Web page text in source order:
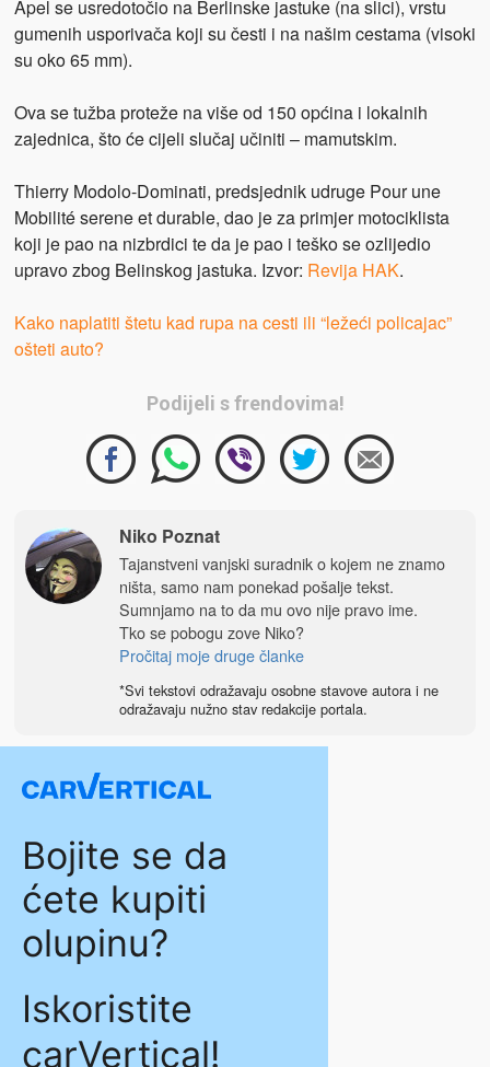
Apel se usredotočio na Berlinske jastuke (na slici), vrstu
gumenih usporivača koji su česti i na našim cestama (visoki
su oko 65 mm).
Ova se tužba proteže na više od 150 općina i lokalnih
zajednica, što će cijeli slučaj učiniti – mamutskim.
Thierry Modolo-Dominati, predsjednik udruge Pour une
Mobilité serene et durable, dao je za primjer motociklista
koji je pao na nizbrdici te da je pao i teško se ozlijedio
upravo zbog Belinskog jastuka. Izvor: Revija HAK.
Kako naplatiti štetu kad rupa na cesti ili “ležeći policajac”
ošteti auto?
Podijeli s frendovima!
Niko Poznat
Tajanstveni vanjski suradnik o kojem ne znamo
ništa, samo nam ponekad pošalje tekst.
Sumnjamo na to da mu ovo nije pravo ime.
Tko se pobogu zove Niko?
Pročitaj moje druge članke
*Svi tekstovi odražavaju osobne stavove autora i ne
odražavaju nužno stav redakcije portala.